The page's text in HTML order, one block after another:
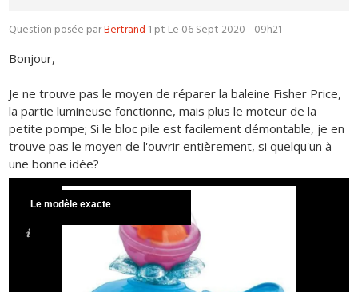
Question posée parBertrand1 pt Le 06 Sept 2020 - 09h21
Bonjour,
Je ne trouve pas le moyen de réparer la baleine Fisher Price,
la partie lumineuse fonctionne, mais plus le moteur de la
petite pompe; Si le bloc pile est facilement démontable, je en
trouve pas le moyen de l'ouvrir entièrement, si quelqu'un à
une bonne idée?
Le modèle exacte